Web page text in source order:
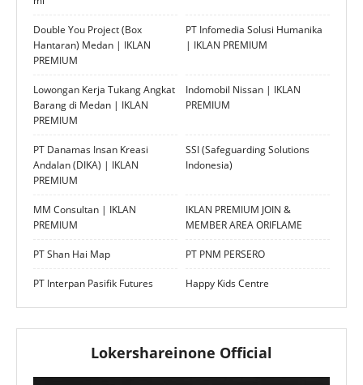
Double You Project (Box
Hantaran) Medan | IKLAN
PREMIUM
PT Infomedia Solusi Humanika
| IKLAN PREMIUM
Lowongan Kerja Tukang Angkat
Barang di Medan | IKLAN
PREMIUM
Indomobil Nissan | IKLAN
PREMIUM
PT Danamas Insan Kreasi
Andalan (DIKA) | IKLAN
PREMIUM
SSI (Safeguarding Solutions
Indonesia)
MM Consultan | IKLAN
PREMIUM
IKLAN PREMIUM JOIN &
MEMBER AREA ORIFLAME
PT Shan Hai Map PT PNM PERSERO
PT Interpan Pasifik Futures Happy Kids Centre
Lokershareinone Official